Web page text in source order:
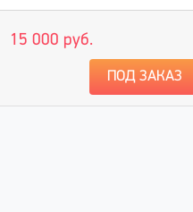
15 000 руб.
ПОД ЗАКАЗ